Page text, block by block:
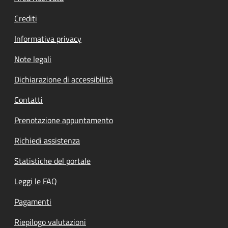
Crediti
Informativa privacy
Note legali
Dichiarazione di accessibilità
Contatti
Prenotazione appuntamento
Richiedi assistenza
Statistiche del portale
Leggi le FAQ
Pagamenti
Riepilogo valutazioni